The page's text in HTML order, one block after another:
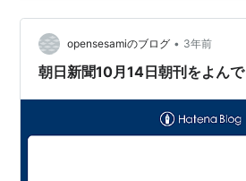
opensesamiのブログ • 3年前
朝日新聞10月14日朝刊をよんで